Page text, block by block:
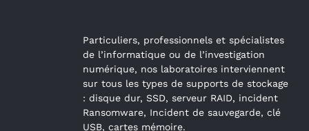
Particuliers, professionnels et spécialistes
de l’informatique ou de l’investigation
numérique, nos laboratoires interviennent
sur tous les types de supports de stockage
: disque dur, SSD, serveur RAID, incident
Ransomware, Incident de sauvegarde, clé
USB, cartes mémoire.